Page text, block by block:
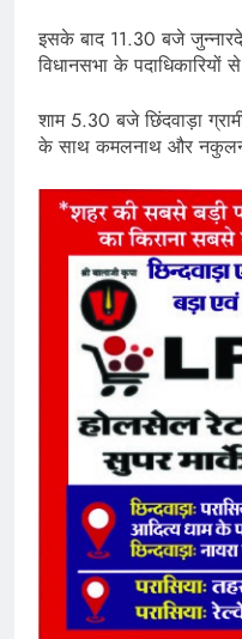
इसके बाद 11.30 बजे
विधानसभा के पदाधिकारियों
शाम 5.30 बजे छिंदवाड़ा
के साथ कमलनाथ और